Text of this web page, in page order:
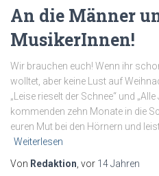
An die Männer
MusikerInnen!
Wir brauchen euch! Wenn ihr
wolltet, aber keine Lust auf
„Leise rieselt der Schnee“ und
kommenden zehn Monate in die
euren Mut bei den Hörnern und
Weiterlesen
Von Redaktion, vor 14 Jahren